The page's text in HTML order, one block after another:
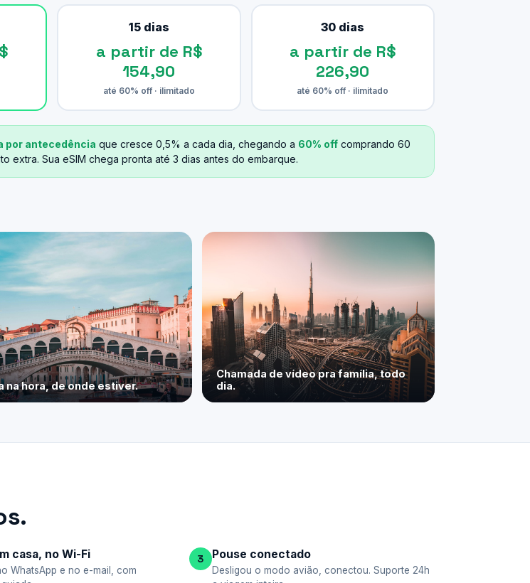
15 dias
a partir de R$
154,90
até 60% off · ilimitado
30 dias
a partir de R$
226,90
até 60% off · ilimitado
por antecedência que cresce 0,5% a cada dia, chegando a 60% off comprando 60
extra. Sua eSIM chega pronta até 3 dias antes do embarque.
na hora, de onde estiver.
Chamada de vídeo pra família, todo
dia.
casa, no Wi-Fi
WhatsApp e no e-mail, com
3 Pouse conectado
Desligou o modo avião, conectou. Suporte 24h